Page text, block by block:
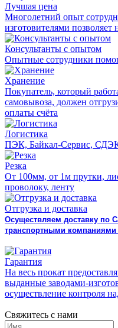
Лучшая цена
Многолетний опыт
изготовителями
Консультанты с опытом
Опытные сотрудники
Хранение
Покупатель, который
самовывоза, должен
оплаты счёта
Логистика
ПЭК, Байкал-Сервис,
Резка
От 100мм, от 1м прутки,
проволоку, ленту
Отгрузка и доставка
Осуществляем доставку по
транспортными компаниями
Гарантия
На весь прокат
выданные заводами-
осуществление контроля
Свяжитесь с нами